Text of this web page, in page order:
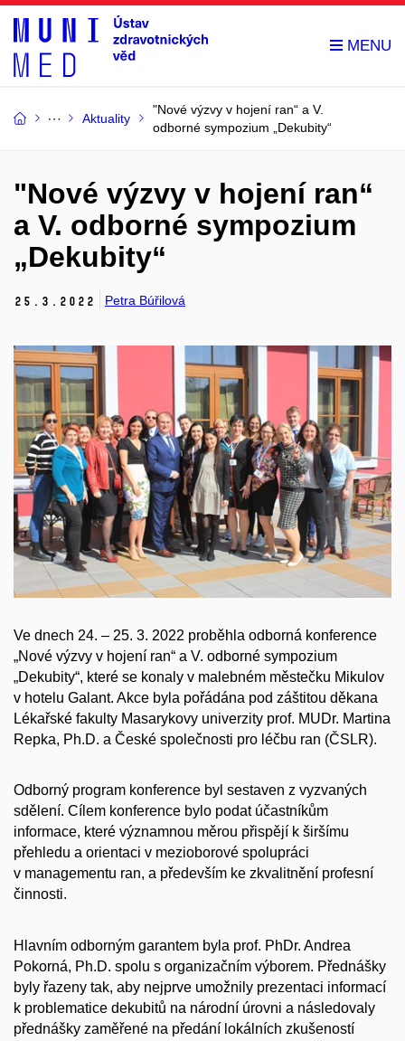
Aktuality
"Nové výzvy v hojení ran“ a V.
odborné sympozium „Dekubity“
"Nové výzvy v hojení ran“
a V. odborné sympozium
„Dekubity“
25. 3. 2022 Petra Búřilová
Ve dnech 24. – 25. 3. 2022 proběhla odborná konference
„Nové výzvy v hojení ran“ a V. odborné sympozium
„Dekubity“, které se konaly v malebném městečku Mikulov
v hotelu Galant. Akce byla pořádána pod záštitou děkana
Lékařské fakulty Masarykovy univerzity prof. MUDr. Martina
Repka, Ph.D. a České společnosti pro léčbu ran (ČSLR).
Odborný program konference byl sestaven z vyzvaných
sdělení. Cílem konference bylo podat účastníkům
informace, které významnou měrou přispějí k širšímu
přehledu a orientaci v mezioborové spolupráci
v managementu ran, a především ke zkvalitnění profesní
činnosti.
Hlavním odborným garantem byla prof. PhDr. Andrea
Pokorná, Ph.D. spolu s organizačním výborem. Přednášky
byly řazeny tak, aby nejprve umožnily prezentaci informací
k problematice dekubitů na národní úrovni a následovaly
přednášky zaměřené na předání lokálních zkušeností